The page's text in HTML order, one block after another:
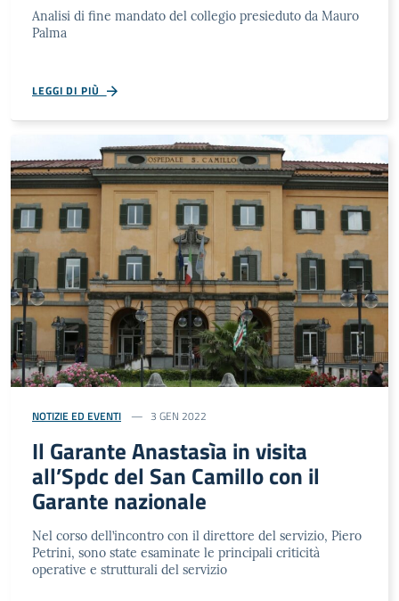
Analisi di fine mandato del collegio presieduto da Mauro
Palma
LEGGI DI PIÙ
NOTIZIE ED EVENTI 3 GEN 2022
Il Garante Anastasìa in visita
all’Spdc del San Camillo con il
Garante nazionale
Nel corso dell’incontro con il direttore del servizio, Piero
Petrini, sono state esaminate le principali criticità
operative e strutturali del servizio